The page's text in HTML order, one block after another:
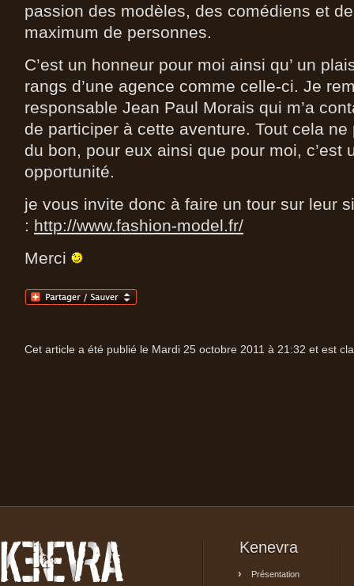
passion des modèles, des comédiens et
maximum de personnes.
C’est un honneur pour moi ainsi qu’ un
rangs d’une agence comme celle-ci. Je
responsable Jean Paul Morais qui m’a
de participer à cette aventure. Tout cela
du bon, pour eux ainsi que pour moi, c’est
opportunité.
je vous invite donc à faire un tour sur leur
: http://www.fashion-model.fr/
Merci
Cet article a été publié le Mardi 25 octobre 2011 à 21:32 et est
Kenevra
Présentation